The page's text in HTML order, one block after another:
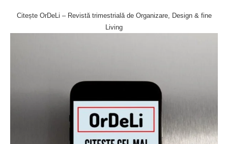
Citește OrDeLi – Revistă trimestrială de Organizare, Design & fine
Living